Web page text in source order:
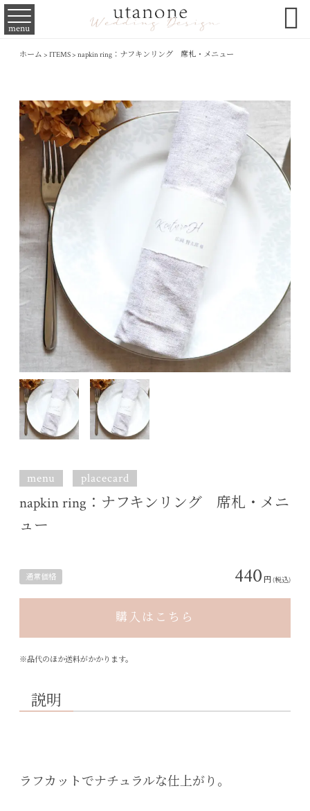
menu 
ホーム > ITEMS> napkin ring：ナフキンリング 席札・メニュー
menu placecard
napkin ring：ナフキンリング 席札・メニ
ュー
通常価格 440 円(税込)
購入はこちら
※品代のほか送料がかかります。
説明
ラフカットでナチュラルな仕上がり。